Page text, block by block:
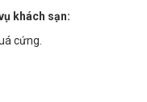
khách sạn:
cứng.